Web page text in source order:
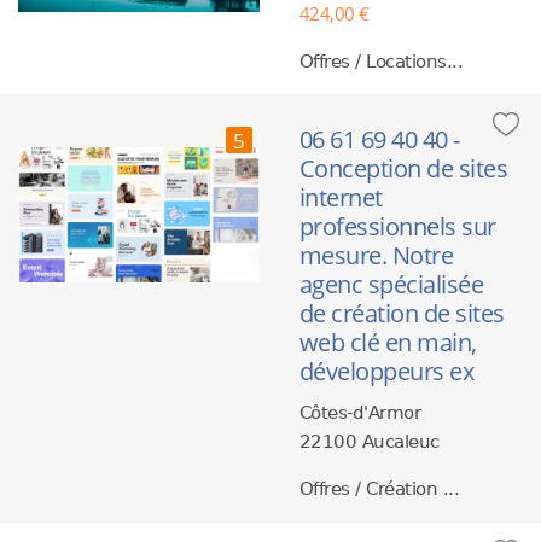
424,00 €
Offres / Locations...
5
06 61 69 40 40 -
Conception de sites
internet
professionnels sur
mesure. Notre
agenc spécialisée
de création de sites
web clé en main,
développeurs ex
Côtes-d'Armor
22100 Aucaleuc
Offres / Création ...